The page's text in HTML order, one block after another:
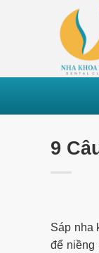
9
Sáp nha
để niềng